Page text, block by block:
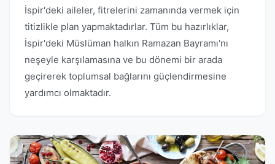
İspir'deki aileler, fitrelerini zamanında vermek için
titizlikle plan yapmaktadırlar. Tüm bu hazırlıklar,
İspir'deki Müslüman halkın Ramazan Bayramı'nı
neşeyle karşılamasına ve bu dönemi bir arada
geçirerek toplumsal bağlarını güçlendirmesine
yardımcı olmaktadır.